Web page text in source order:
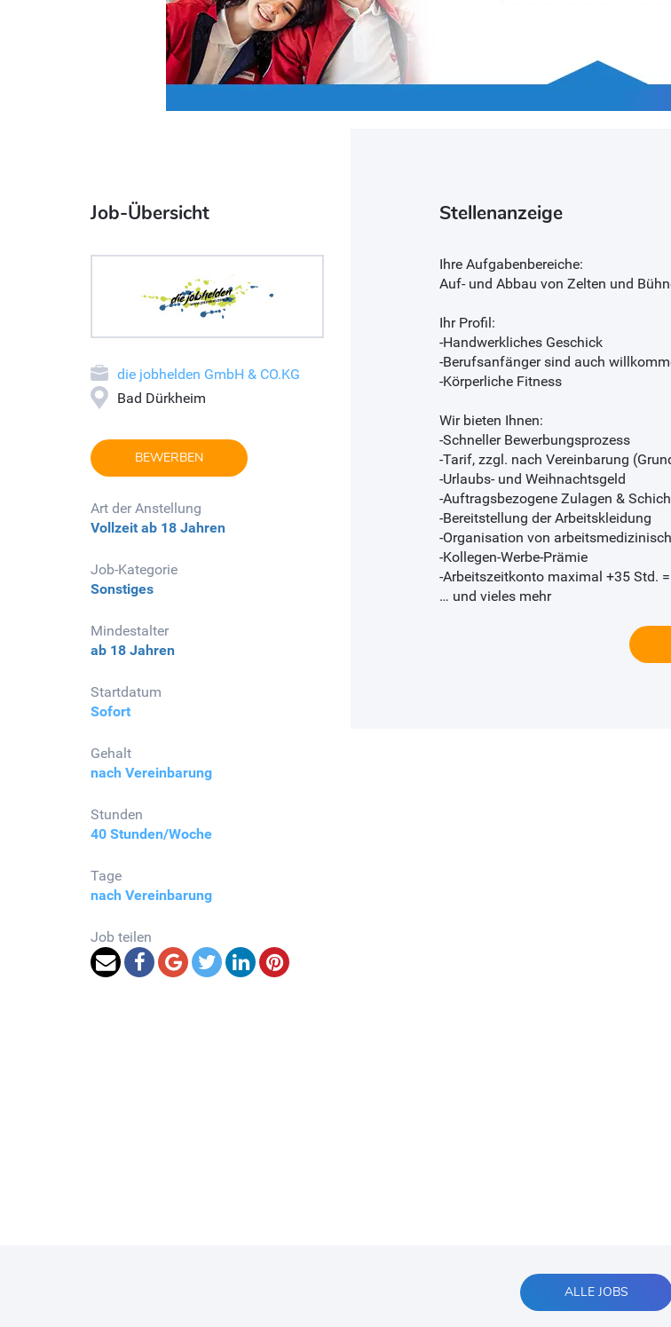
Job-Übersicht
die jobhelden GmbH & CO.KG
Bad Dürkheim
BEWERBEN
Art der Anstellung
Vollzeit ab 18 Jahren
Job-Kategorie
Sonstiges
Mindestalter
ab 18 Jahren
Startdatum
Sofort
Gehalt
nach Vereinbarung
Stunden
40 Stunden/Woche
Tage
nach Vereinbarung
Job teilen
Stellenanzeige
Ihre Aufgabenbereiche:
Auf- und Abbau von Zelten und
Ihr Profil:
-Handwerkliches Geschick
-Berufsanfänger sind auch
-Körperliche Fitness
Wir bieten Ihnen:
-Schneller Bewerbungsprozess
-Tarif, zzgl. nach Vereinbarung
-Urlaubs- und Weihnachtsgeld
-Auftragsbezogene Zulagen &
-Bereitstellung der Arbeitskleidung
-Organisation von
-Kollegen-Werbe-Prämie
-Arbeitszeitkonto maximal +35 Std.
… und vieles mehr
ALLE JOBS